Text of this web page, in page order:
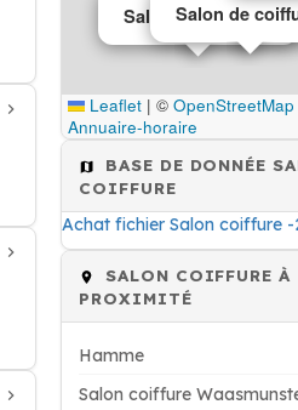
Salon de coiffure
Salon de
Leaflet | © OpenStreetMap
Annuaire-horaire
BASE DE DONNÉE
COIFFURE
Achat fichier Salon coiffure -
SALON COIFFURE À
PROXIMITÉ
Hamme
Salon coiffure